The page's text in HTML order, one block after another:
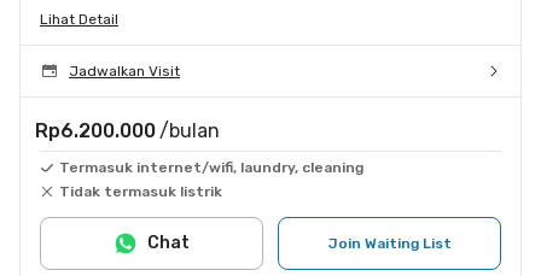
Lihat Detail
Jadwalkan Visit
Rp6.200.000 /bulan
Termasuk internet/wifi, laundry, cleaning
Tidak termasuk listrik
Join Waiting List
Chat